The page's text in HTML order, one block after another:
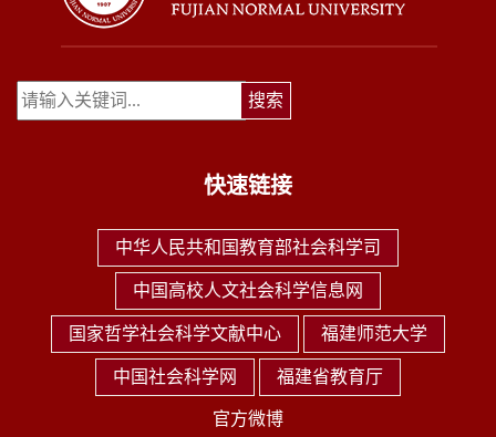
快速链接
中华人民共和国教育部社会科学司
中国高校人文社会科学信息网
国家哲学社会科学文献中心 福建师范大学
中国社会科学网 福建省教育厅
官方微博